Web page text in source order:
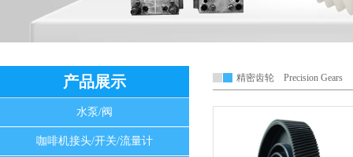
产品展示
水泵/阀
咖啡机接头/开关/流量计
精密齿轮 Precision Gears